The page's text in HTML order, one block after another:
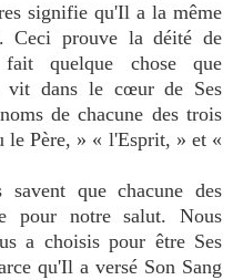
signifie qu'Il a la même
Ceci prouve la déité de
quelque chose que
vit dans le cœur de Ses
de chacune des trois
le Père, » « l'Esprit, » et «
savent que chacune des
pour notre salut. Nous
a choisis pour être Ses
qu'Il a versé Son Sang